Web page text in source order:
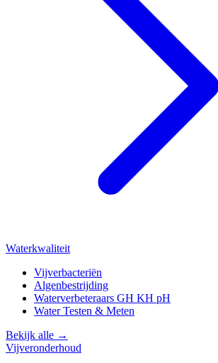
Waterkwaliteit
Vijverbacteriën
Algenbestrijding
Waterverbeteraars GH KH pH
Water Testen & Meten
Bekijk alle →
Vijveronderhoud